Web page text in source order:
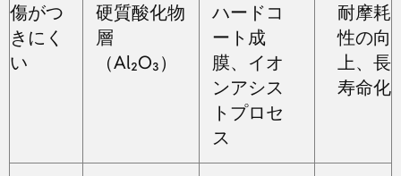
傷がつ
きにく
い
硬質酸化物
層
（Al₂O₃）
ハードコ
ート成
膜、イオ
ンアシス
トプロセ
ス
耐摩耗
性の向
上、長
寿命化